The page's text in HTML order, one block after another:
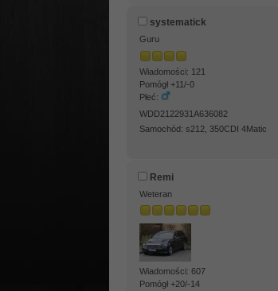
systematick
Guru
Wiadomości: 121
Pomógł +11/-0
Płeć:
WDD2122931A636082
Samochód: s212, 350CDI 4Matic
Remi
Weteran
Wiadomości: 607
Pomógł +20/-14